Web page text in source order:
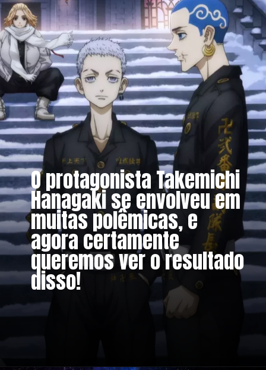
O protagonista Takemichi
Hanagaki se envolveu em
muitas polêmicas, e
agora certamente
queremos ver o resultado
disso!